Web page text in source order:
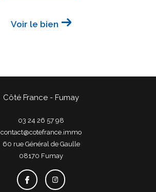
Voir le bien
Côté France - Fumay
03 24 26 57 98
contact@cotefrance.immo
60 rue Général de Gaulle
08170
fumay